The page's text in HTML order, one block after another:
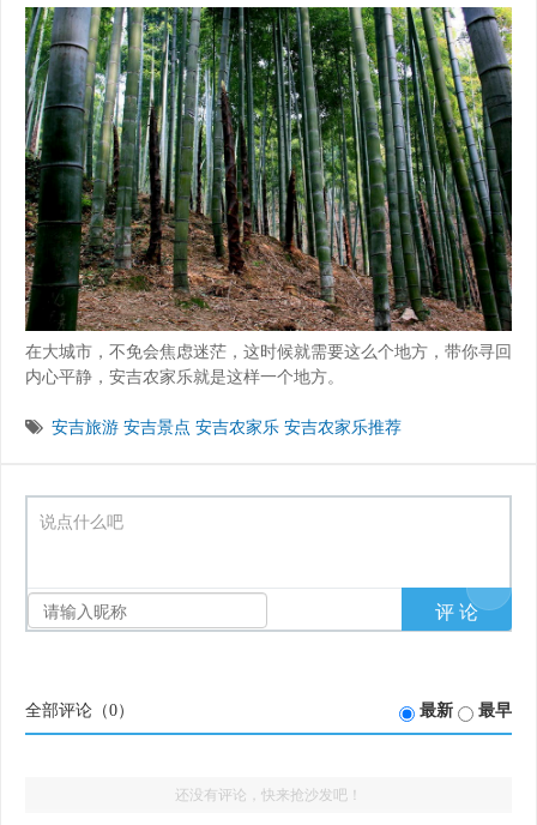
在大城市，不免会焦虑迷茫，这时候就需要这么个地方，带你寻回
内心平静，安吉农家乐就是这样一个地方。
安吉旅游 安吉景点 安吉农家乐 安吉农家乐推荐
说点什么吧
全部评论（0） 最新 最早
还没有评论，快来抢沙发吧！